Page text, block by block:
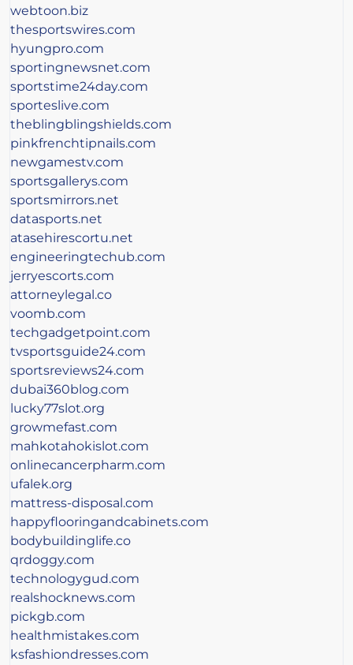
webtoon.biz
thesportswires.com
hyungpro.com
sportingnewsnet.com
sportstime24day.com
sporteslive.com
theblingblingshields.com
pinkfrenchtipnails.com
newgamestv.com
sportsgallerys.com
sportsmirrors.net
datasports.net
atasehirescortu.net
engineeringtechub.com
jerryescorts.com
attorneylegal.co
voomb.com
techgadgetpoint.com
tvsportsguide24.com
sportsreviews24.com
dubai360blog.com
lucky77slot.org
growmefast.com
mahkotahokislot.com
onlinecancerpharm.com
ufalek.org
mattress-disposal.com
happyflooringandcabinets.com
bodybuildinglife.co
qrdoggy.com
technologygud.com
realshocknews.com
pickgb.com
healthmistakes.com
ksfashiondresses.com